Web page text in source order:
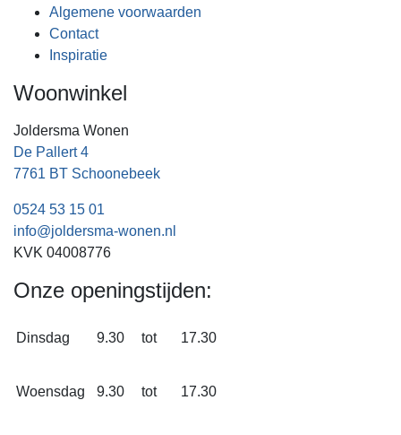
Algemene voorwaarden
Contact
Inspiratie
Woonwinkel
Joldersma Wonen
De Pallert 4
7761 BT Schoonebeek
0524 53 15 01
info@joldersma-wonen.nl
KVK 04008776
Onze openingstijden:
Dinsdag 9.30 tot 17.30
Woensdag 9.30 tot 17.30